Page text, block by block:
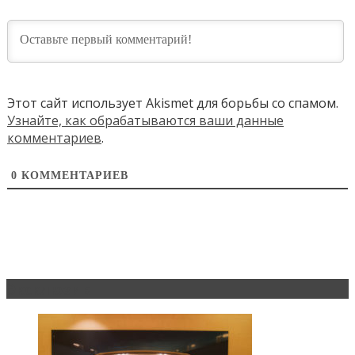
Этот сайт использует Akismet для борьбы со спамом.
Узнайте, как обрабатываются ваши данные
комментариев.
0 КОММЕНТАРИЕВ